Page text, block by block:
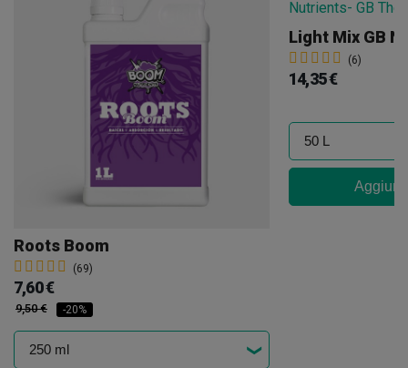
Roots Boom
(69)
7,60 €
9,50 € -20%
Light Mix GB
(6)
14,35 €